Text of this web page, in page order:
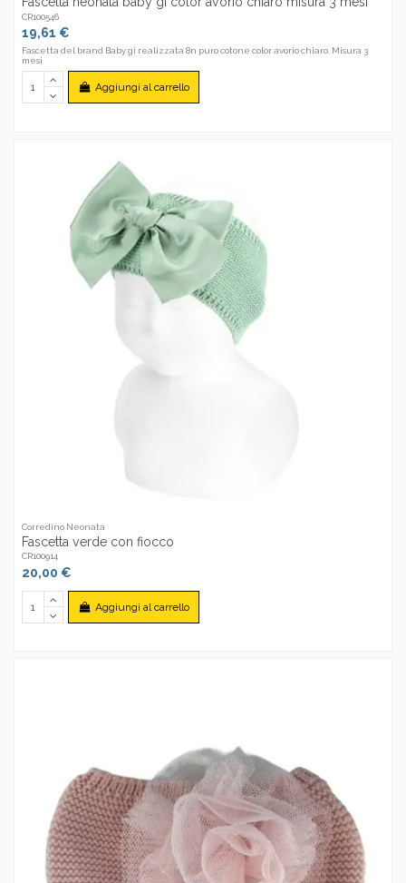
CR100546
19,61 €
Fascetta del brand Baby gi realizzata 8n puro cotone color avorio chiaro. Misura 3
mesi
Aggiungi al carrello
Corredino Neonata
Fascetta verde con fiocco
CR100914
20,00 €
Aggiungi al carrello